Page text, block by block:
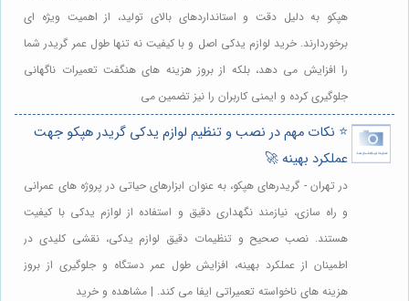
هپکو به دلیل دقت و استانداردهای بالای تولید، از اهمیت ویژه ای
برخوردارند. خرید لوازم یدکی اصل و با کیفیت نه تنها طول عمر گریدر شما
را افزایش می دهد، بلکه از بروز هزینه های هنگفت تعمیرات ناگهانی
جلوگیری کرده و ایمنی کاربران را نیز تضمین می
⭐️ نکات مهم در نصب و تنظیم لوازم یدکی گریدر هپکو جهت
عملکرد بهینه 🚀
در تهران - گریدرهای هپکو، به عنوان ابزارهای حیاتی در پروژه های عمرانی
و راه سازی، نیازمند نگهداری دقیق و استفاده از لوازم یدکی با کیفیت
هستند. نصب صحیح و تنظیمات دقیق لوازم یدکی، نقشی کلیدی در
اطمینان از عملکرد بهینه، افزایش طول عمر دستگاه و جلوگیری از بروز
هزینه های ناخواسته تعمیراتی ایفا می کند. | مشاهده و خرید